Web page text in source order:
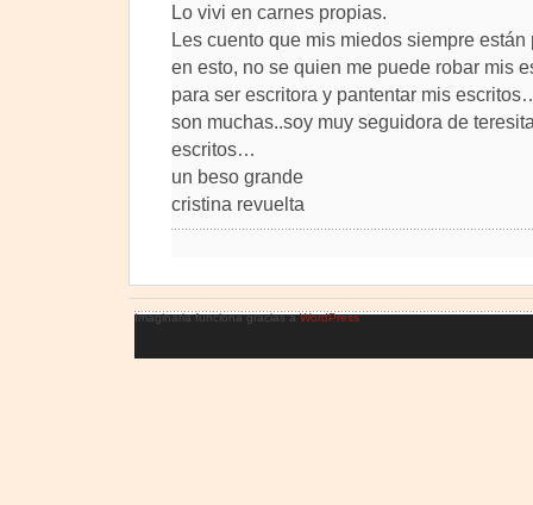
Lo vivi en carnes propias.
Les cuento que mis miedos siempre
en esto, no se quien me puede robar mis
para ser escritora y pantentar mis
son muchas..soy muy seguidora de
escritos…
un beso grande
cristina revuelta
Imaginaria funciona gracias aWordPress